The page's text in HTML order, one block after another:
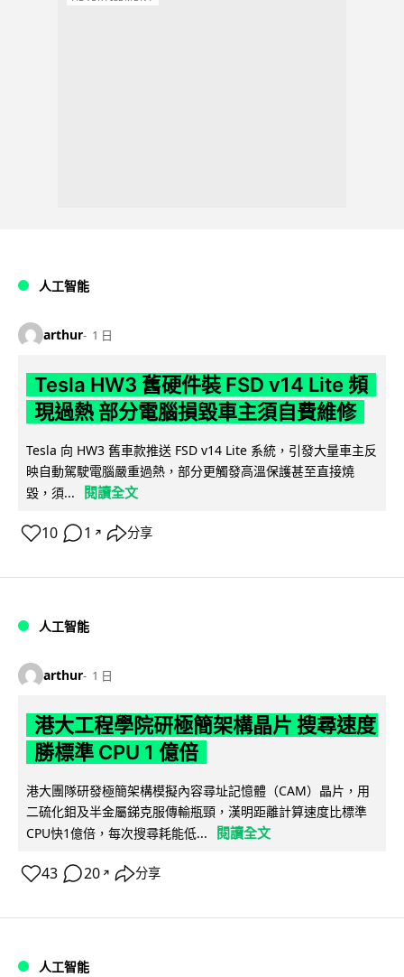
人工智能
arthur 1 日
Tesla HW3 舊硬件裝 FSD v14 Lite 頻
現過熱 部分電腦損毀車主須自費維修
Tesla 向 HW3 舊車款推送 FSD v14 Lite 系統，引發大量車主反
映自動駕駛電腦嚴重過熱，部分更觸發高溫保護甚至直接燒
毀，須...
閱讀全文
10 1 ↗ 分享
人工智能
arthur 1 日
港大工程學院研極簡架構晶片 搜尋速度
勝標準 CPU 1 億倍
港大團隊研發極簡架構模擬內容尋址記憶體（CAM）晶片，用
二硫化鉬及半金屬銻克服傳輸瓶頸，漢明距離計算速度比標準
CPU快1億倍，每次搜尋耗能低...
閱讀全文
43 20 ↗ 分享
人工智能